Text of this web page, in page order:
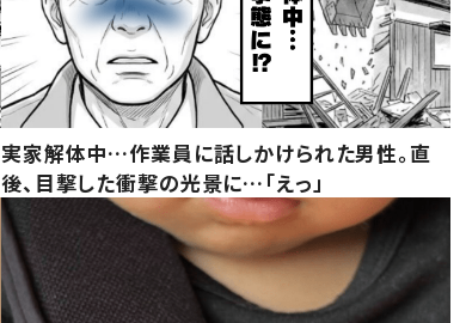
実家解体中…作業員に話しかけられた男性。直
後、目撃した衝撃の光景に…「えっ」